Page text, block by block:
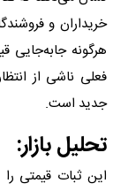
خریداران و
هرگونه جابه‌جایی
فعلی ناشی از
جدید است.
تحلیل بازار:
این ثبات قیمتی